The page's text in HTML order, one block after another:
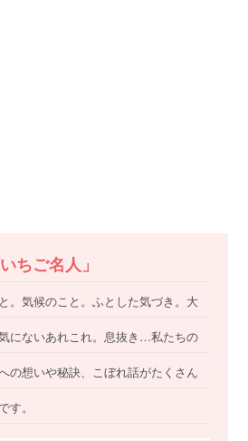
ちご名人」
。気候のこと。ふとした気づき。大
にないあれこれ。息抜き…私たちの
の想いや秘訣、こぼれ話がたくさん
す。